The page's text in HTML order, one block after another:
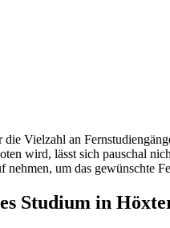
Vielzahl an
wird, lässt sich pauschal
um das gewünschte
Studium in